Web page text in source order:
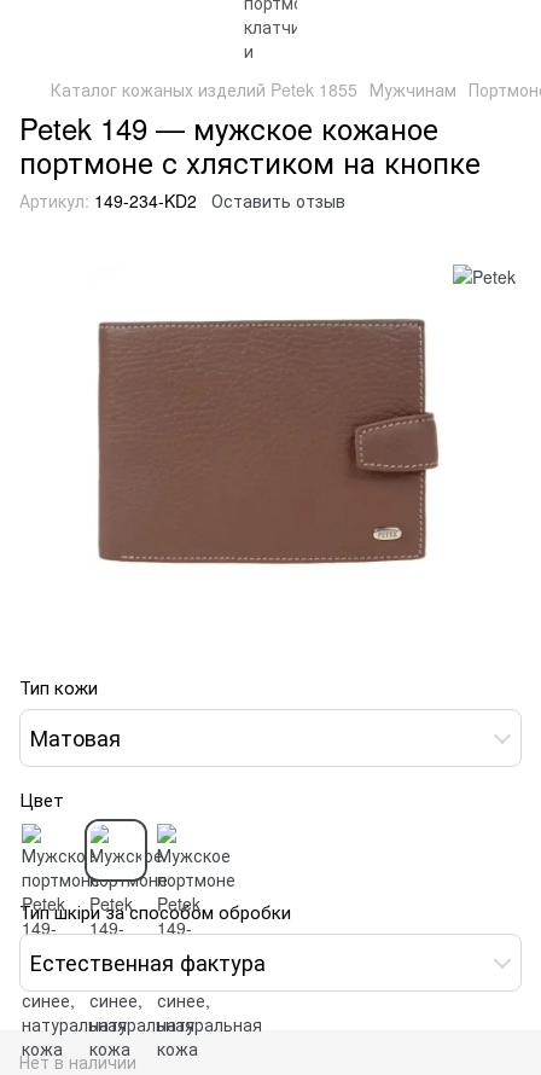
Каталог кожаных изделий Petek 1855 Мужчинам
Petek 149 — мужское кожаное
портмоне с хлястиком на кнопке
Артикул: 149-234-KD2 Оставить отзыв
Тип кожи
Матовая
Цвет
Тип шкіри за способом обробки
Естественная фактура
Нет в наличии